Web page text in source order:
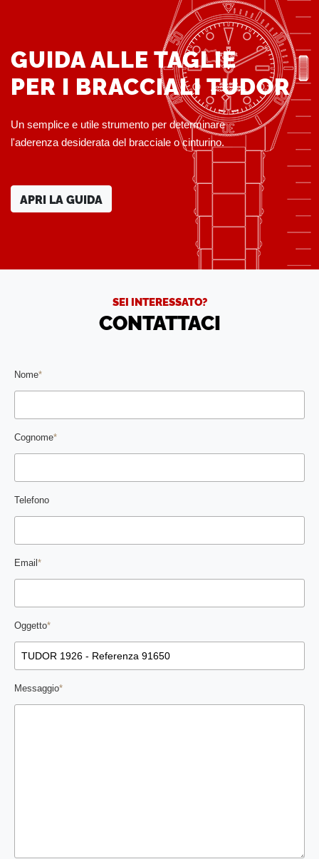
GUIDA ALLE TAGLIE
PER I BRACCIALI TUDOR
Un semplice e utile strumento per determinare
l'aderenza desiderata del bracciale o cinturino.
APRI LA GUIDA
SEI INTERESSATO?
CONTATTACI
Nome*
Cognome*
Telefono
Email*
Oggetto*
Messaggio*